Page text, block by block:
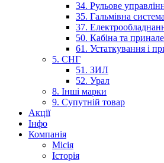
34. Рульове
35. Гальмівна
37.
50. Кабіна та
61. Устаткування і
5. СНГ
51. ЗИЛ
52. Урал
8. Інші марки
9. Супутній товар
Акції
Інфо
Компанія
Місія
Історія